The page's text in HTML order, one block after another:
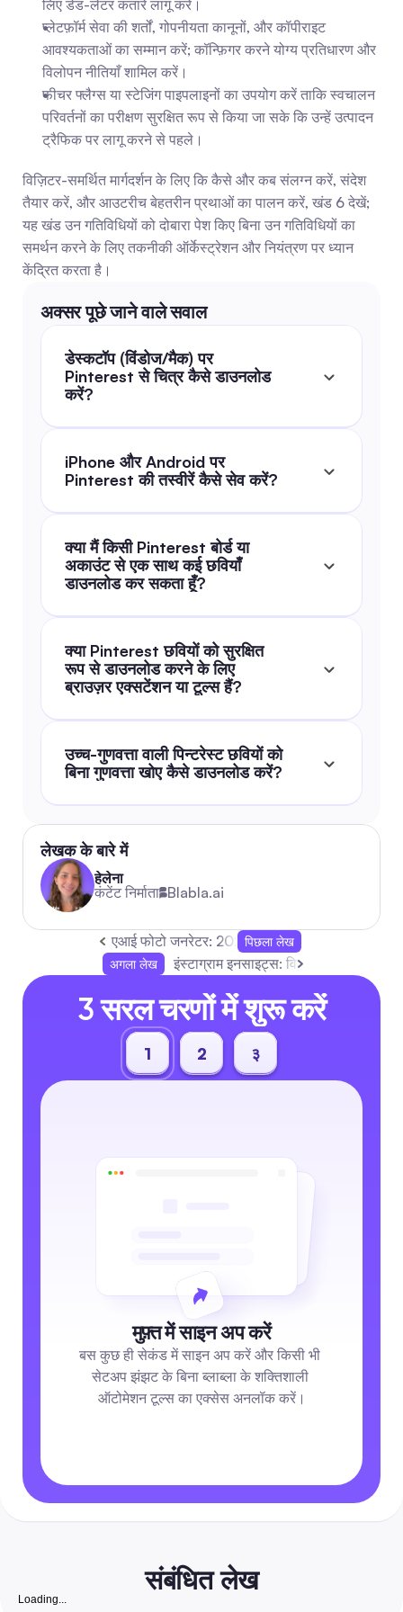
लिए डेड-लेटर कतारें लागू करें।
प्लेटफ़ॉर्म सेवा की शर्तों, गोपनीयता कानूनों, और कॉपीराइट
आवश्यकताओं का सम्मान करें; कॉन्फ़िगर करने योग्य प्रतिधारण और
विलोपन नीतियाँ शामिल करें।
फीचर फ्लैग्स या स्टेजिंग पाइपलाइनों का उपयोग करें ताकि स्वचालन
परिवर्तनों का परीक्षण सुरक्षित रूप से किया जा सके कि उन्हें उत्पादन
ट्रैफिक पर लागू करने से पहले।
विज़िटर-समर्थित मार्गदर्शन के लिए कि कैसे और कब संलग्न करें, संदेश
तैयार करें, और आउटरीच बेहतरीन प्रथाओं का पालन करें, खंड 6 देखें;
यह खंड उन गतिविधियों को दोबारा पेश किए बिना उन गतिविधियों का
समर्थन करने के लिए तकनीकी ऑर्केस्ट्रेशन और नियंत्रण पर ध्यान
केंद्रित करता है।
अक्सर पूछे जाने वाले सवाल
डेस्कटॉप (विंडोज/मैक) पर
Pinterest से चित्र कैसे डाउनलोड
करें?
iPhone और Android पर
Pinterest की तस्वीरें कैसे सेव करें?
क्या मैं किसी Pinterest बोर्ड या
अकाउंट से एक साथ कई छवियाँ
डाउनलोड कर सकता हूँ?
क्या Pinterest छवियों को सुरक्षित
रूप से डाउनलोड करने के लिए
ब्राउज़र एक्सटेंशन या टूल्स हैं?
उच्च-गुणवत्ता वाली पिन्टरेस्ट छवियों को
बिना गुणवत्ता खोए कैसे डाउनलोड करें?
लेखक के बारे में
हेलेना
कंटेंट निर्माता Blabla.ai
एआई फोटो जनरेटर: 2026 के लिए सोशल टीमों के लिए
पिछला लेख
अगला लेख
इंस्टाग्राम इनसाइट्स: विपणक के लिए
3 सरल चरणों में शुरू करें
1 2 ३
मुफ़्त में साइन अप करें
बस कुछ ही सेकंड में साइन अप करें और किसी भी
सेटअप झंझट के बिना ब्लाब्ला के शक्तिशाली
ऑटोमेशन टूल्स का एक्सेस अनलॉक करें।
संबंधित लेख
Loading...